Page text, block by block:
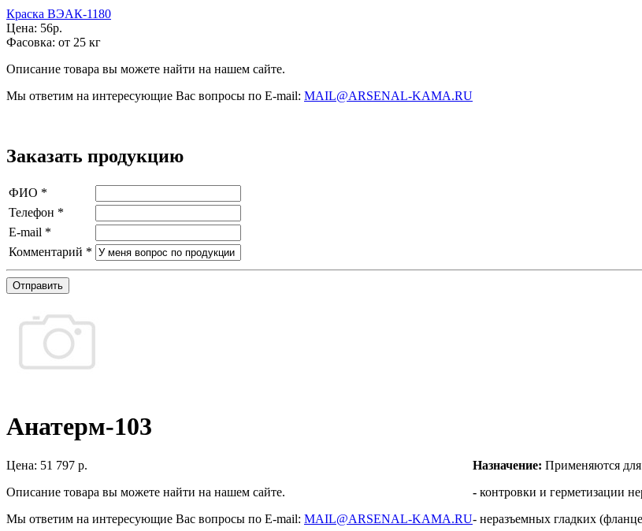
Краска ВЭАК-1180
Цена: 56р.
Фасовка: от 25 кг
Описание товара вы можете найти на нашем сайте.
Мы ответим на интересующие Вас вопросы по E-mail: MAIL@ARSENAL-KAMA.RU
Заказать продукцию
ФИО *
Телефон *
E-mail *
Комментарий *
Отправить
Анатерм-103
Цена: 51 797 р.
Описание товара вы можете найти на нашем сайте.
Мы ответим на интересующие Вас вопросы по E-mail: MAIL@ARSENAL-KAMA.RU
Назначение: Применяются
- контровки и герметизации
- неразъемных гладких